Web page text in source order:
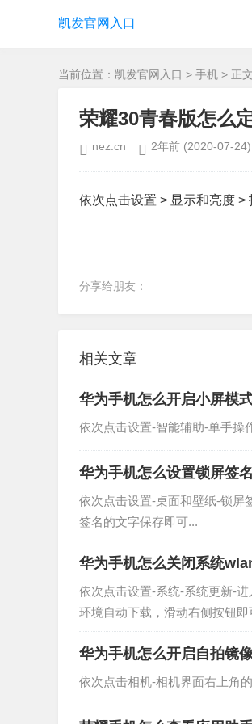
凯发官网入口
当前位置： 凯发官网入口 > 手机 > 正
荣耀30青春版怎么
nez.cn 2年前 (2020-07-24)
依次点击设置 > 显示和亮度
分享给朋友：
相关文章
华为手机怎么开启小屏模
依次点击设置-智能辅助-单手操
华为手机怎么设置锁屏签
依次点击设置-桌面和壁纸-锁屏
签名的文字保存即可...
华为手机怎么关闭系统
依次点击设置-系统-系统更新-
环境自动下载，滑动右侧按钮
华为手机怎么开启自拍镜
依次点击相机-相机界面右上角